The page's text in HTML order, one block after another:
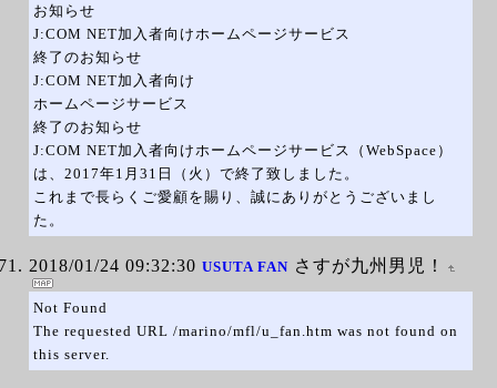
お知らせ
J:COM NET加入者向けホームページサービス
終了のお知らせ
J:COM NET加入者向け
ホームページサービス
終了のお知らせ
J:COM NET加入者向けホームページサービス（WebSpace）
は、2017年1月31日（火）で終了致しました。
これまで長らくご愛顧を賜り、誠にありがとうございまし
た。
2018/01/24 09:32:30 USUTA FAN さすが九州男児！
Not Found
The requested URL /marino/mfl/u_fan.htm was not found on
this server.